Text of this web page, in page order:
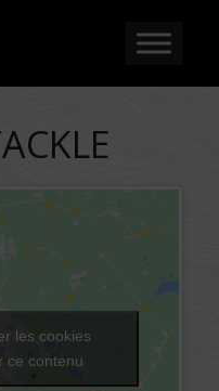
les cookies
ce contenu